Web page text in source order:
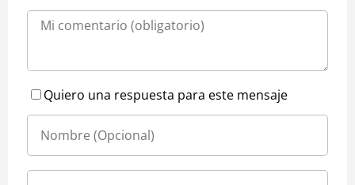
Quiero una respuesta para este mensaje